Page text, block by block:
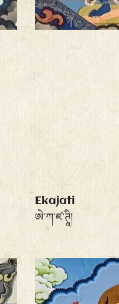
Ekajati
ཨེ་ཀ་ཛ་ཊཱི།